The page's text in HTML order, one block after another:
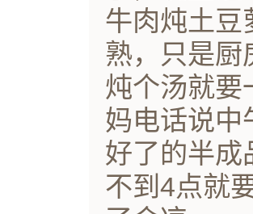
牛肉炖土豆
熟，只是厨
炖个汤就要
妈电话说中
好了的半成
不到4点就